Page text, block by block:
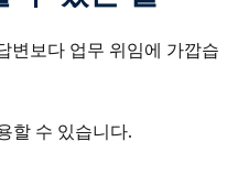
변보다 업무 위임에 가깝습
할 수 있습니다.